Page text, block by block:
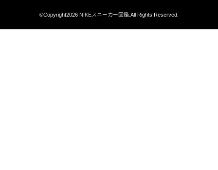
©Copyright2026 NIKEスニーカー図鑑.All Rights Reserved.